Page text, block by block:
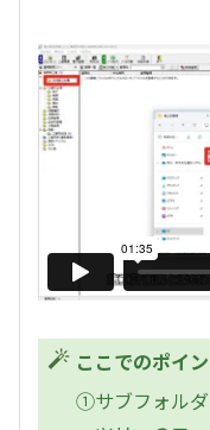
ここでのポイン
①サブフォル